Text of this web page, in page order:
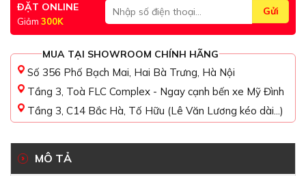
ĐẶT ONLINE
Giảm 300K
MUA TẠI SHOWROOM CHÍNH HÃNG
Số 356 Phố Bạch Mai, Hai Bà Trưng, Hà Nội
Tầng 3, Toà FLC Complex - Ngay cạnh bến xe Mỹ Đình
Tầng 3, C14 Bắc Hà, Tố Hữu (Lê Văn Lương kéo dài...)
MÔ TẢ